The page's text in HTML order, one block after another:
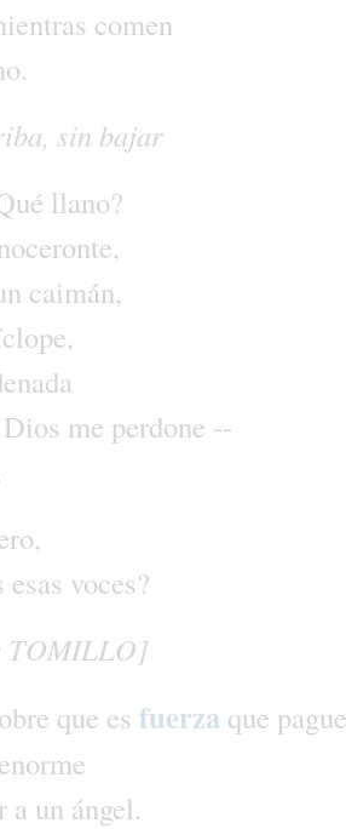
comen
sin bajar
llano?
caimán,
Dios me perdone --
esas voces?
TOMILLO]
que es fuerza que
enorme
a un ángel.